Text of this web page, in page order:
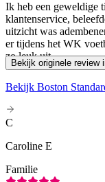
Ik heb een geweldige
klantenservice,
uitzicht was
er tijdens het WK
zo leuk uit.
Bekijk originele review
Bekijk Boston
C
Caroline E
Familie